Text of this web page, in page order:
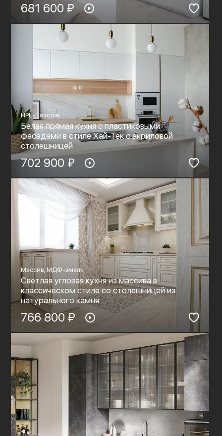
681 600 ₽
HPL-Пластик
Белая прямая кухня с пластиковыми
фасадами в стиле Хай-Тек c акриловой
столешницей
702 900 ₽
Массив, МДФ-эмаль
Светлая угловая кухня из массива в
классическом стиле со столешницей из
натурального камня
766 800 ₽